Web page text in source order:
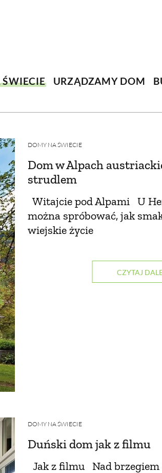
URZĄDZAMY DOM
DOMY NA ŚWIECIE
Dom w Alpach
strudlem
Witajcie pod Alpami U
można spróbować, jak
wiejskie życie
CZYTAJ
DOMY NA ŚWIECIE
Duński dom jak z filmu
Jak z filmu Nad
KRAJOBRAZ
PRZEPISY ŚNIADANIA
DESERY DODATKI